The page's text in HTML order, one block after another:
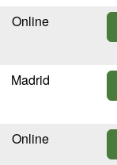
Online
Madrid
Online